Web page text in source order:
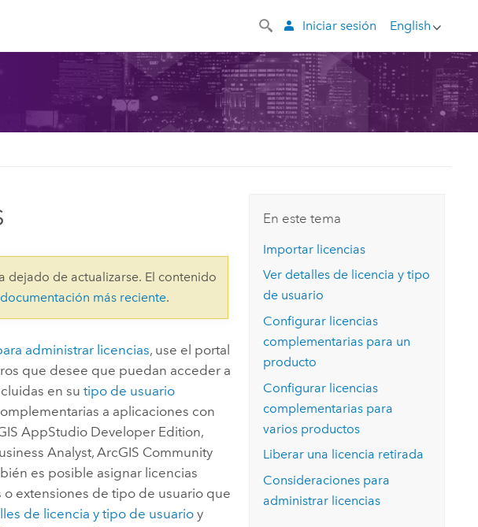
English
Iniciar sesión
dejado de actualizarse. El contenido
más reciente.
administrar licencias, use el portal
que desee que puedan acceder a
en sutipo de usuario
a aplicaciones con
AppStudio Developer Edition,
Analyst,ArcGIS Community
es posible asignar licencias
extensiones de tipo de usuario que
de licencia y tipo de usuario y
En este tema
Importar licencias
Ver detalles de licencia y tipo
de usuario
Configurar licencias
complementarias para un
producto
Configurar licencias
complementarias para
varios productos
Liberar una licencia retirada
Consideraciones para
administrar licencias